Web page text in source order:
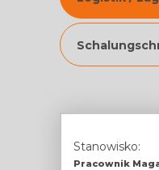
Stanowisko:
Pracownik